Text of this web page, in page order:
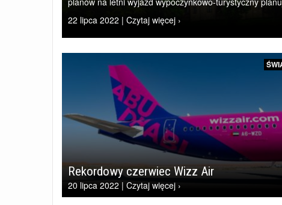
22 lipca 2022 | Czytaj więcej ›
Rekordowy czerwiec Wizz Air
20 lipca 2022 | Czytaj więcej ›